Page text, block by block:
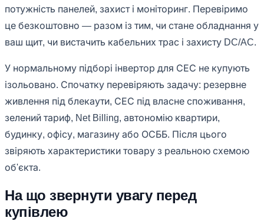
потужність панелей, захист і моніторинг. Перевіримо
це безкоштовно — разом із тим, чи стане обладнання у
ваш щит, чи вистачить кабельних трас і захисту DC/AC.
У нормальному підборі інвертор для СЕС не купують
ізольовано. Спочатку перевіряють задачу: резервне
живлення під блекаути, СЕС під власне споживання,
зелений тариф, Net Billing, автономію квартири,
будинку, офісу, магазину або ОСББ. Після цього
звіряють характеристики товару з реальною схемою
об'єкта.
На що звернути увагу перед
купівлею